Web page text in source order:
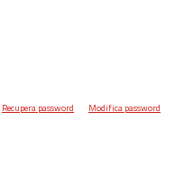
Recupera password Modifica password